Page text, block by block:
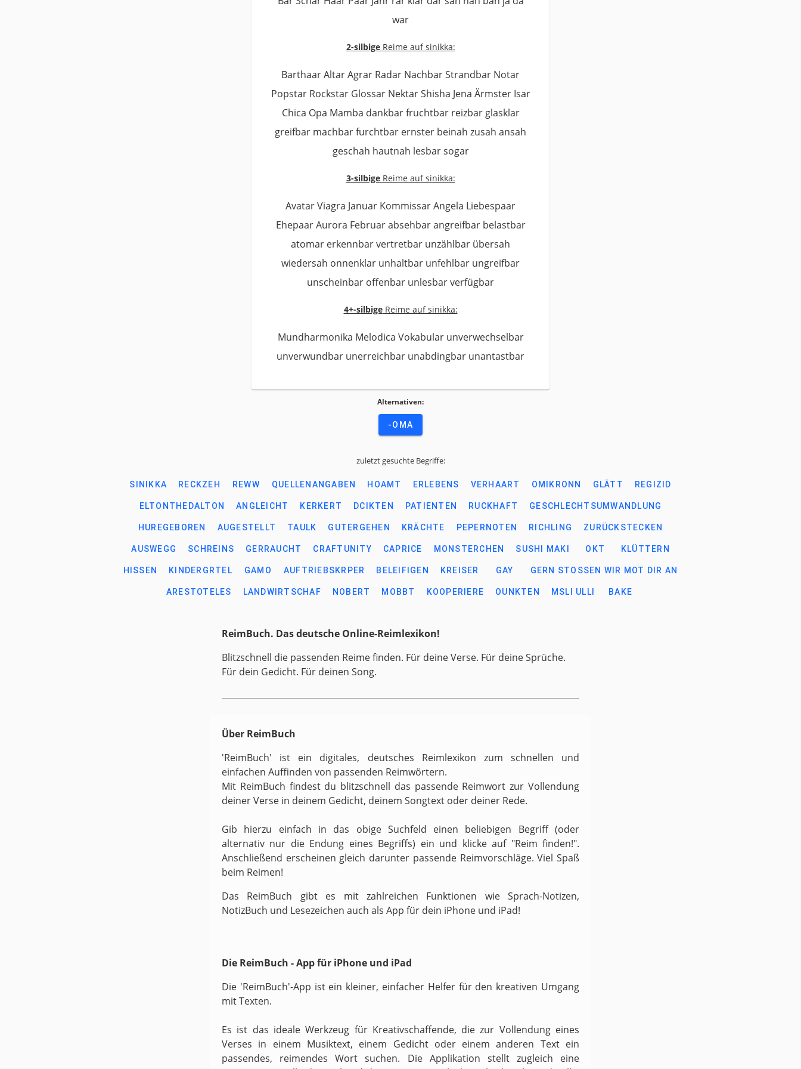
war
2-silbigeReime auf sinikka:
Barthaar Altar Agrar Radar Nachbar Strandbar Notar
Popstar Rockstar Glossar Nektar Shisha Jena Ärmster Isar
Chica Opa Mamba dankbar fruchtbar reizbar glasklar
greifbar machbar furchtbar ernster beinah zusah ansah
geschah hautnah lesbar sogar
3-silbigeReime auf sinikka:
Avatar Viagra Januar Kommissar Angela Liebespaar
Ehepaar Aurora Februar absehbar angreifbar belastbar
atomar erkennbar vertretbar unzählbar übersah
wiedersah onnenklar unhaltbar unfehlbar ungreifbar
unscheinbar offenbar unlesbar verfügbar
4+-silbigeReime auf sinikka:
Mundharmonika Melodica Vokabular unverwechselbar
unverwundbar unerreichbar unabdingbar unantastbar
Alternativen:
-OMA
zuletzt gesuchte Begriffe:
SINIKKA RECKZEH REWW QUELLENANGABEN HOAMT ERLEBENS VERHAART OMIKRONN GLÄTT REGIZID
ELTONTHEDALTON ANGLEICHT KERKERT DCIKTEN PATIENTEN RUCKHAFT GESCHLECHTSUMWANDLUNG
HUREGEBOREN AUGESTELLT TAULK GUTERGEHEN KRÄCHTE PEPERNOTEN RICHLING ZURÜCKSTECKEN
AUSWEGG SCHREINS GERRAUCHT CRAFTUNITY CAPRICE MONSTERCHEN SUSHI MAKI OKT KLÜTTERN
HISSEN KINDERGRTEL GAMO AUFTRIEBSKRPER BELEIFIGEN KREISER GAY GERN STOSSEN WIR MOT DIR AN
ARESTOTELES LANDWIRTSCHAF NOBERT MOBBT KOOPERIERE OUNKTEN MSLI ULLI BAKE
ReimBuch. Das deutsche Online-Reimlexikon!
Blitzschnell die passenden Reime finden. Für deine Verse. Für deine Sprüche.
Für dein Gedicht. Für deinen Song.
Über ReimBuch
'ReimBuch' ist ein digitales, deutsches Reimlexikon zum schnellen und
einfachen Auffinden von passenden Reimwörtern.
Mit ReimBuch findest du blitzschnell das passende Reimwort zur Vollendung
deiner Verse in deinem Gedicht, deinem Songtext oder deiner Rede.
Gib hierzu einfach in das obige Suchfeld einen beliebigen Begriff (oder
alternativ nur die Endung eines Begriffs) ein und klicke auf "Reim finden!".
Anschließend erscheinen gleich darunter passende Reimvorschläge. Viel Spaß
beim Reimen!
Das ReimBuch gibt es mit zahlreichen Funktionen wie Sprach-Notizen,
NotizBuch und Lesezeichen auch als App für dein iPhone und iPad!
Die ReimBuch - App für iPhone und iPad
Die 'ReimBuch'-App ist ein kleiner, einfacher Helfer für den kreativen Umgang
mit Texten.
Es ist das ideale Werkzeug für Kreativschaffende, die zur Vollendung eines
Verses in einem Musiktext, einem Gedicht oder einem anderen Text ein
passendes, reimendes Wort suchen. Die Applikation stellt zugleich eine